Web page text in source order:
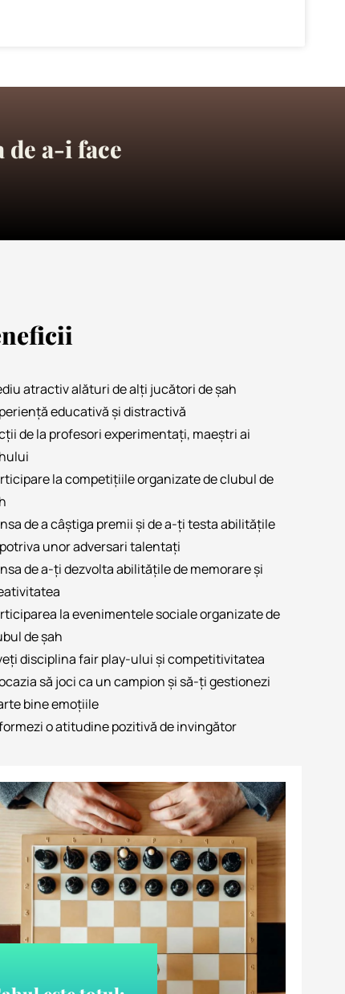
a-i face
atractiv alături de alți jucători de șah
educativă și distractivă
de la profesori experimentați, maeștri ai
la competițiile organizate de clubul de
de a câștiga premii și de a-ți testa abilitățile
unor adversari talentați
de a-ți dezvolta abilitățile de memorare și
la evenimentele sociale organizate de
de șah
disciplina fair play-ului și competitivitatea
să joci ca un campion și să-ți gestionezi
bine emoțiile
o atitudine pozitivă de invingător